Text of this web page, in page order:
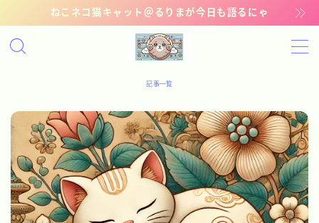
ねこネコ猫キャット＠るりまが今日も語るにゃ
MENU
管理猫ギャラリー
お問い合わせ
記事一覧